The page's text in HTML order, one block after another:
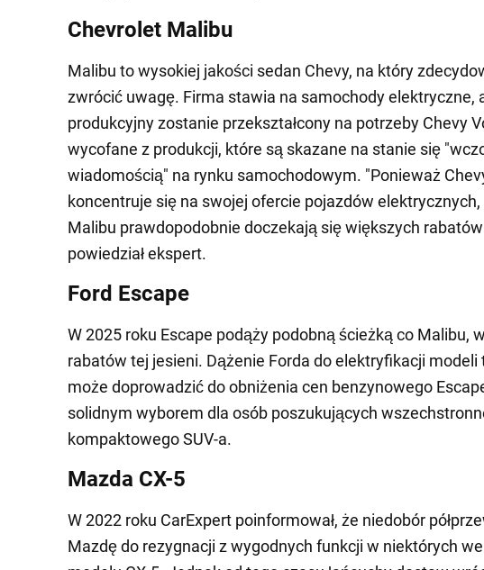
Chevrolet Malibu
Malibu to wysokiej jakości sedan Chevy, na który
zwrócić uwagę. Firma stawia na samochody elektryczne,
produkcyjny zostanie przekształcony na potrzeby Chevy
wycofane z produkcji, które są skazane na stanie się
wiadomością" na rynku samochodowym. "Ponieważ
koncentruje się na swojej ofercie pojazdów
Malibu prawdopodobnie doczekają się większych
powiedział ekspert.
Ford Escape
W 2025 roku Escape podąży podobną ścieżką co Malibu,
rabatów tej jesieni. Dążenie Forda do elektryfikacji modeli
może doprowadzić do obniżenia cen benzynowego
solidnym wyborem dla osób poszukujących
kompaktowego SUV-a.
Mazda CX-5
W 2022 roku CarExpert poinformował, że niedobór
Mazdę do rezygnacji z wygodnych funkcji w niektórych